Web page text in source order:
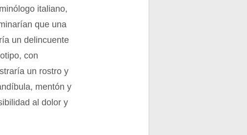
italiano,
que una
un delincuente
con
un rostro y
mentón y
al dolor y